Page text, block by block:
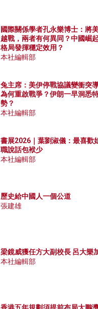
國際關係學者孔永樂博士：將
越戰，兩者有何異同？中國崛
格局發揮穩定效用？
本社編輯部
兔主席：美伊停戰協議變衝突
為何重啟戰爭？伊朗一早洞悉
勢？
本社編輯部
書展2026｜葉劉淑儀：最喜歡
職說話包袱少
本社編輯部
歷史給中國人一個公道
張建雄
梁鏡威獲任方大副校長 呂大樂
本社編輯部